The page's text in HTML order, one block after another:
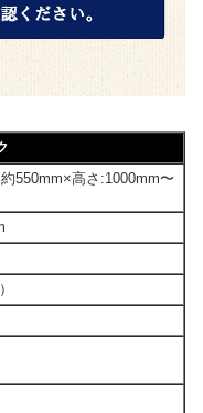
550mm×高さ:1000mm〜